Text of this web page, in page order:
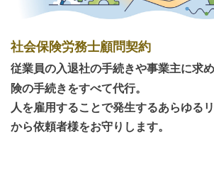
社会保険労務士顧問契約
従業員の入退社の手続きや事業主に求
険の手続きをすべて代行。
人を雇用することで発生するあらゆる
から依頼者様をお守りします。